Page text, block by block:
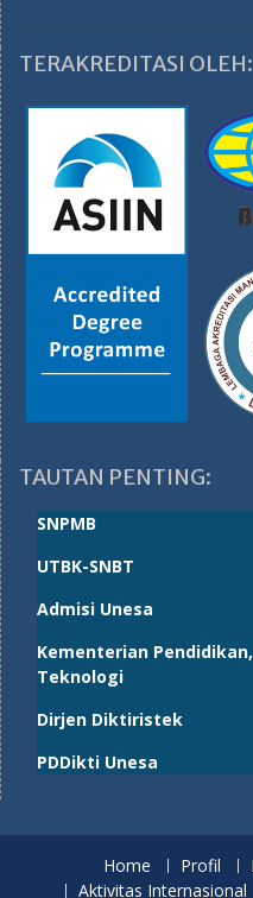
TERAKREDITASI OLEH:
TAUTAN PENTING:
SNPMB
UTBK-SNBT
Admisi Unesa
Kementerian
Teknologi
Dirjen Diktiristek
PDDikti Unesa
Home Profil
Aktivitas Internasional